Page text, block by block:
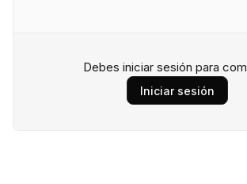
Debes iniciar sesión para
Iniciar sesión